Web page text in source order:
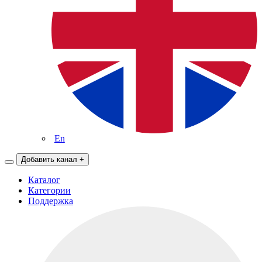
En
Добавить канал +
Каталог
Категории
Поддержка